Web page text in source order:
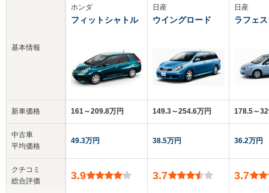
基本情報
新車価格
中古車
平均価格
クチコミ
総合評価
ホンダ
フィットシャトル
161～209.8万円
49.3万円
3.9
日産
ウイングロード
149.3～254.6万円
38.5万円
3.7
日産
ラフェ
178.5～
36.2万円
3.7